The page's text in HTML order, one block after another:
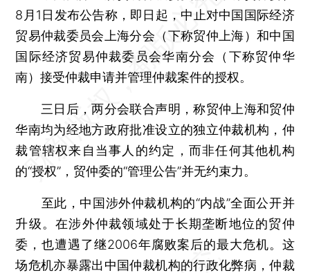
8月1日发布公告称，即日起，中止对中国国际经济
贸易仲裁委员会上海分会（下称贸仲上海）和中国
国际经济贸易仲裁委员会华南分会（下称贸仲华
南）接受仲裁申请并管理仲裁案件的授权。
三日后，两分会联合声明，称贸仲上海和贸仲
华南均为经地方政府批准设立的独立仲裁机构，仲
裁管辖权来自当事人的约定，而非任何其他机构
的“授权”，贸仲委的“管理公告”并无约束力。
至此，中国涉外仲裁机构的“内战”全面公开并
升级。在涉外仲裁领域处于长期垄断地位的贸仲
委，也遭遇了继2006年腐败案后的最大危机。这
场危机亦暴露出中国仲裁机构的行政化弊病，仲裁